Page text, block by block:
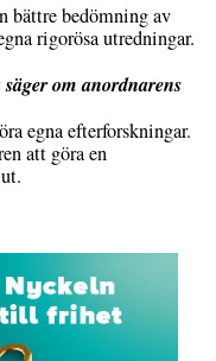
bättre bedömning av
rigorösa utredningar.
om anordnarens
egna efterforskningar.
att göra en